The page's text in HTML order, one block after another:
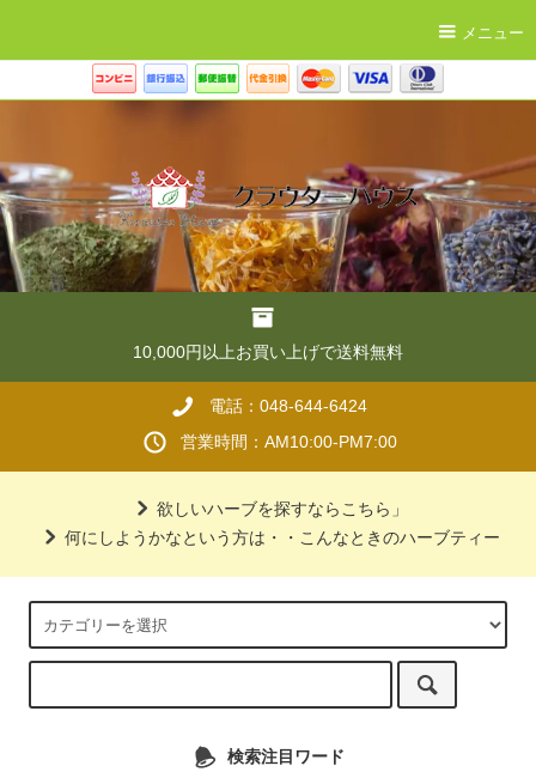
メニュー
10,000円以上お買い上げで送料無料
電話：048-644-6424
営業時間：AM10:00-PM7:00
欲しいハーブを探すならこちら」
何にしようかなという方は・・こんなときのハーブティー
検索注目ワード